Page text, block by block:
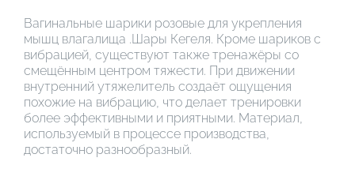
Вагинальные шарики розовые для укрепления
мышц влагалища .Шары Кегеля. Кроме шариков с
вибрацией, существуют также тренажёры со
смещённым центром тяжести. При движении
внутренний утяжелитель создаёт ощущения
похожие на вибрацию, что делает тренировки
более эффективными и приятными. Материал,
используемый в процессе производства,
достаточно разнообразный.